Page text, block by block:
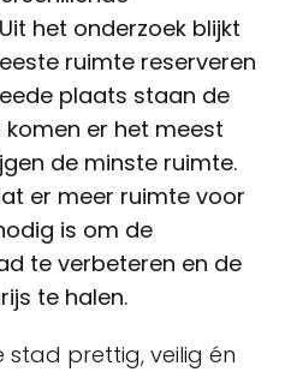
het onderzoek blijkt
ruimte reserveren
plaats staan de
er het meest
de minste ruimte.
er meer ruimte voor
is om de
te verbeteren en de
te halen.
stad prettig, veilig én